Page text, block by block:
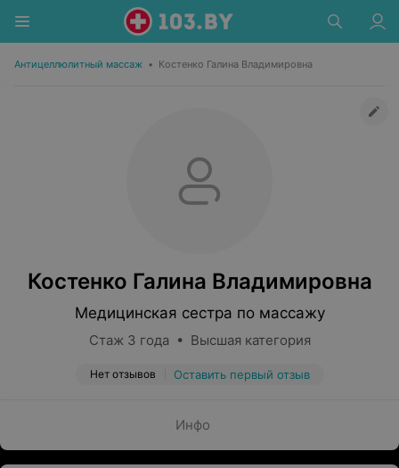
Антицеллюлитный массаж • Костенко Галина Владимировна
Костенко Галина Владимировна
Медицинская сестра по массажу
Стаж 3 года • Высшая категория
Нет отзывов Оставить первый отзыв
Инфо